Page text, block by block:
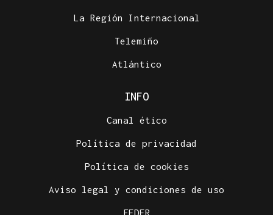
La Región Internacional
Telemiño
Atlántico
INFO
Canal ético
Política de privacidad
Política de cookies
Aviso legal y condiciones de uso
FEDER